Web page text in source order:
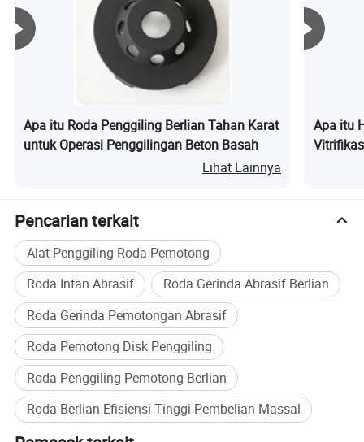
Apa itu Roda Penggiling Berlian Tahan Karat
untuk Operasi Penggilingan Beton Basah
Lihat Lainnya
Apa itu
Pencarian terkait
Alat Penggiling Roda Pemotong
Roda Intan Abrasif
Roda Gerinda Abrasif Berlian
Roda Gerinda Pemotongan Abrasif
Roda Pemotong Disk Penggiling
Roda Penggiling Pemotong Berlian
Roda Berlian Efisiensi Tinggi Pembelian Massal